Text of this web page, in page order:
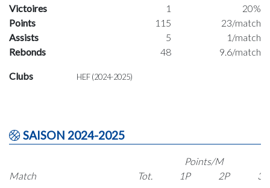
Victoires
1
20%
Points
115
23/match
Assists
5
1/match
Rebonds
48 9.6/match
Clubs HEF (2024-2025)
SAISON 2024-2025
Match
Points/M
Tot.
1P 2P 3P